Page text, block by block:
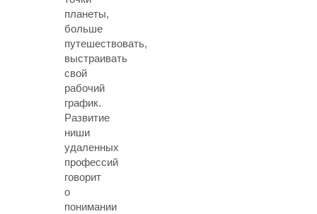
планеты,
больше
путешествовать,
выстраивать
свой
рабочий
график.
Развитие
ниши
удаленных
профессий
говорит
о
понимании